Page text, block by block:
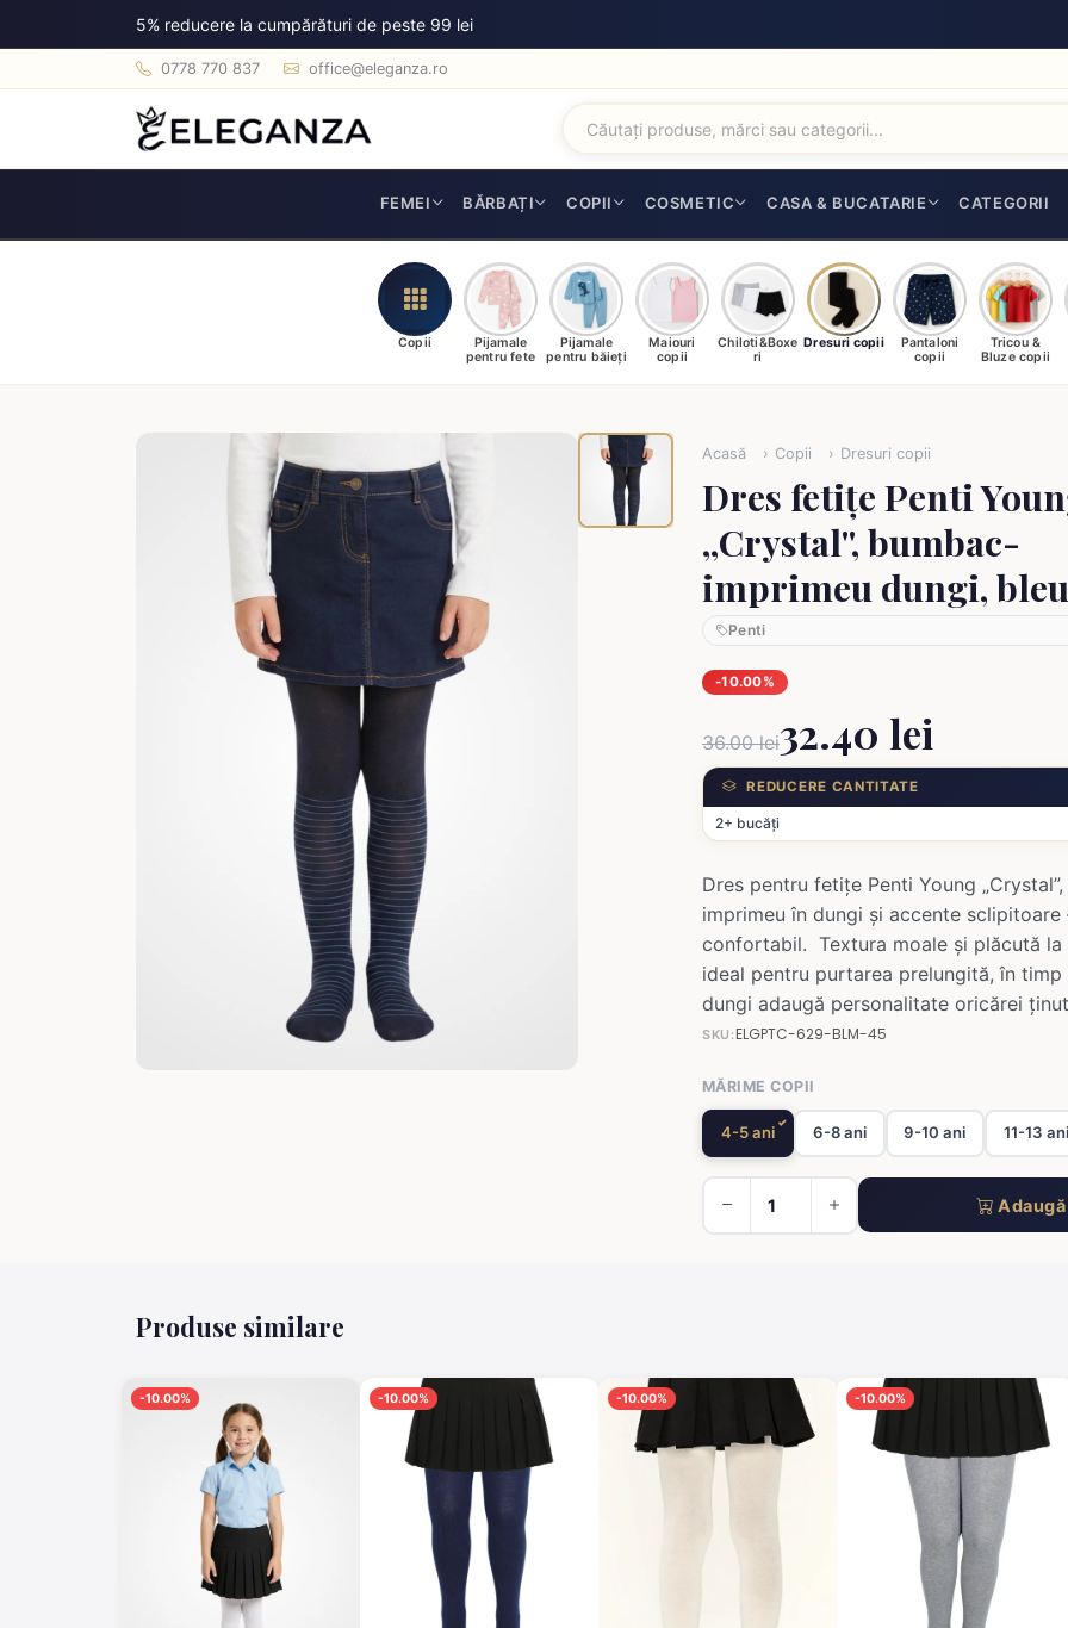
5% reducere la cumpărături de peste 99 lei
0778 770 837 office@eleganza.ro
FEMEI BĂRBAȚI COPII COSMETIC CASA & BUCATARIE CATEGORII
Copii
Pijamale
pentru fete
Pijamale
pentru băieți
Maiouri
copii
Chiloti&Boxe
ri
Dresuri copii
Pantaloni
copii
Tricou &
Bluze copii
Acasă Copii Dresuri copii
Dres fetițe Penti
,,Crystal'', bumbac-
imprimeu dungi,
Penti
-10.00%
36.00 lei32.40 lei
REDUCERE CANTITATE
2+ bucăți
Dres pentru fetițe Penti Young
imprimeu în dungi și accente sclipitoare
confortabil. Textura moale și plăcută la
ideal pentru purtarea prelungită, în timp
dungi adaugă personalitate oricărei
SKU:ELGPTC-629-BLM-45
MĂRIME COPII
4-5 ani 6-8 ani 9-10 ani 11-13 ani
Produse similare
-10.00% -10.00% -10.00% -10.00%